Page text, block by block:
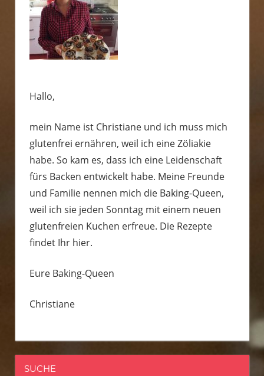
Hallo,
mein Name ist Christiane und ich muss mich
glutenfrei ernähren, weil ich eine Zöliakie
habe. So kam es, dass ich eine Leidenschaft
fürs Backen entwickelt habe. Meine Freunde
und Familie nennen mich die Baking-Queen,
weil ich sie jeden Sonntag mit einem neuen
glutenfreien Kuchen erfreue. Die Rezepte
findet Ihr hier.
Eure Baking-Queen
Christiane
SUCHE